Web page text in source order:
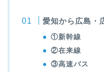
愛知から広島・
①新幹線
②在来線
③高速バス